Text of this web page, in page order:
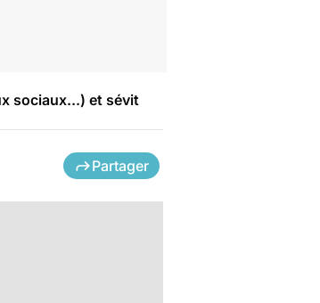
sociaux...) et sévit
Partager